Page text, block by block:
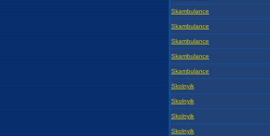
Skambulance
Skambulance
Skambulance
Skambulance
Skambulance
Skolnyik
Skolnyik
Skolnyik
Skolnyik